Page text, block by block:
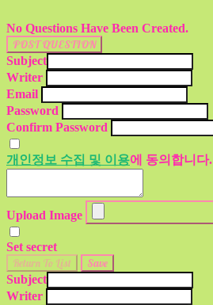
No Questions Have Been Created.
POST QUESTION
Subject
Writer
Email
Password
Confirm Password
개인정보 수집 및 이용에 동의합니다.
Upload Image
Set secret
Return To List Save
Subject
Writer